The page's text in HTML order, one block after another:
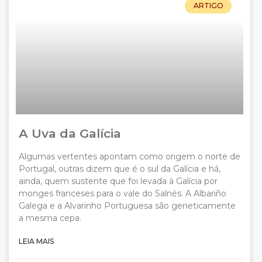
ARTIGO
A Uva da Galícia
Algumas vertentes apontam como origem o norte de
Portugal, outras dizem que é o sul da Galícia e há,
ainda, quem sustente que foi levada à Galícia por
monges franceses para o vale do Salnés. A Albariño
Galega e a Alvarinho Portuguesa são geneticamente
a mesma cepa.
LEIA MAIS